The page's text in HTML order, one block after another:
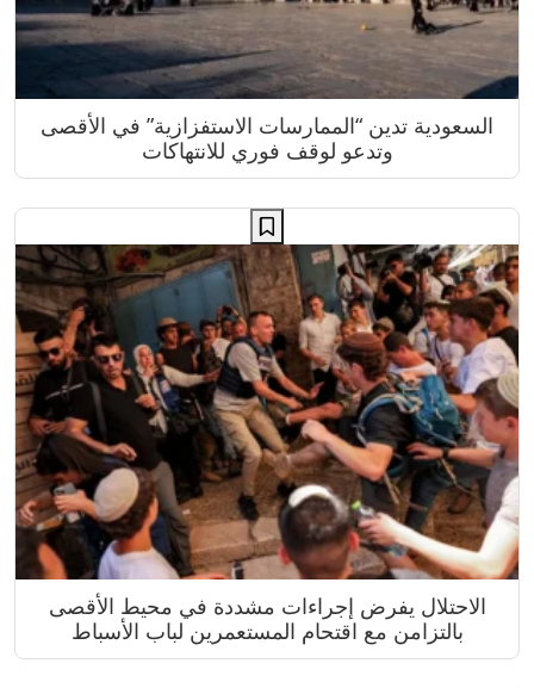
السعودية تدين “الممارسات الاستفزازية” في الأقصى
وتدعو لوقف فوري للانتهاكات
الاحتلال يفرض إجراءات مشددة في محيط الأقصى
بالتزامن مع اقتحام المستعمرين لباب الأسباط